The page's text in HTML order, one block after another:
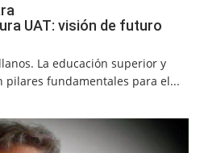
UAT: visión de futuro
La educación superior y
fundamentales para el...